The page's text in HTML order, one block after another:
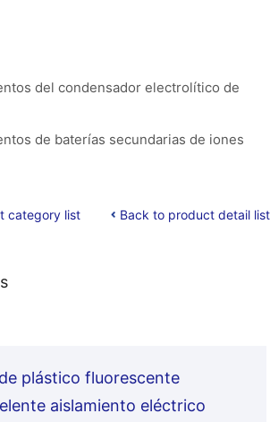
del condensador electrolítico de
de baterías secundarias de iones
category list Back to product detail list
plástico fluorescente
aislamiento eléctrico